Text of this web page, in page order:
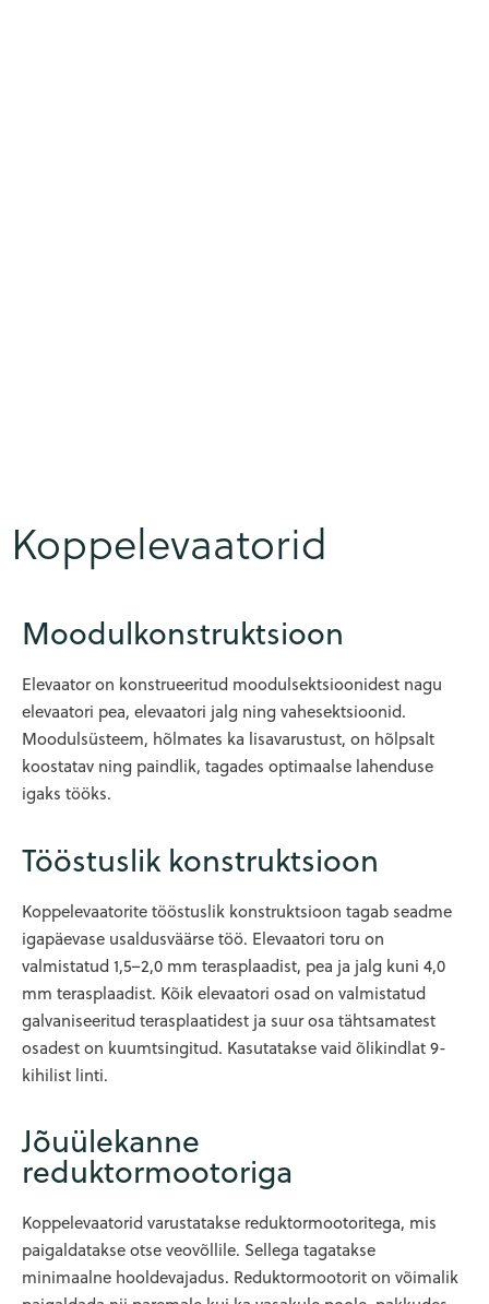
Koppelevaatorid
Moodulkonstruktsioon
Elevaator on konstrueeritud moodulsektsioonidest nagu
elevaatori pea, elevaatori jalg ning vahesektsioonid.
Moodulsüsteem, hõlmates ka lisavarustust, on hõlpsalt
koostatav ning paindlik, tagades optimaalse lahenduse
igaks tööks.
Tööstuslik konstruktsioon
Koppelevaatorite tööstuslik konstruktsioon tagab seadme
igapäevase usaldusväärse töö. Elevaatori toru on
valmistatud 1,5–2,0 mm terasplaadist, pea ja jalg kuni 4,0
mm terasplaadist. Kõik elevaatori osad on valmistatud
galvaniseeritud terasplaatidest ja suur osa tähtsamatest
osadest on kuumtsingitud. Kasutatakse vaid õlikindlat 9-
kihilist linti.
Jõuülekanne
reduktormootoriga
Koppelevaatorid varustatakse reduktormootoritega, mis
paigaldatakse otse veovõllile. Sellega tagatakse
minimaalne hooldevajadus. Reduktormootorit on võimalik